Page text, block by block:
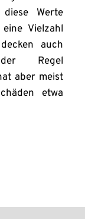
Werte
Vielzahl
auch
Regel
aber meist
etwa